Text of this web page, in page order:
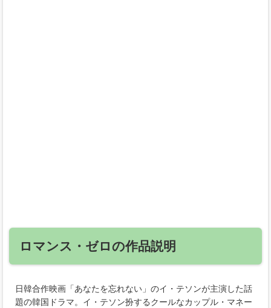
ロマンス・ゼロの作品説明
日韓合作映画「あなたを忘れない」のイ・テソンが主演した話
題の韓国ドラマ。イ・テソン扮するクールなカップル・マネー